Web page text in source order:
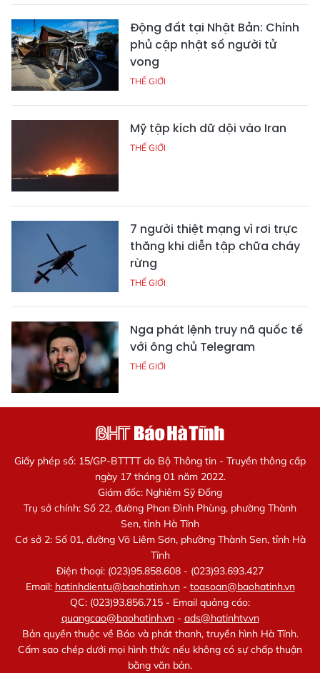
Động đất tại Nhật Bản: Chính
phủ cập nhật số người tử
vong
THẾ GIỚI
Mỹ tập kích dữ dội vào Iran
THẾ GIỚI
7 người thiệt mạng vì rơi trực
thăng khi diễn tập chữa cháy
rừng
THẾ GIỚI
Nga phát lệnh truy nã quốc tế
với ông chủ Telegram
THẾ GIỚI
Giấy phép số: 15/GP-BTTTT do Bộ Thông tin - Truyền thông cấp
ngày 17 tháng 01 năm 2022.
Giám đốc: Nghiêm Sỹ Đống
Trụ sở chính: Số 22, đường Phan Đình Phùng, phường Thành
Sen, tỉnh Hà Tĩnh
Cơ sở 2: Số 01, đường Võ Liêm Sơn, phường Thành Sen, tỉnh Hà
Tĩnh
Điện thoại: (023)95.858.608 - (023)93.693.427
Email: hatinhdientu@baohatinh.vn- toasoan@baohatinh.vn
QC: (023)93.856.715 - Email quảng cáo:
quangcao@baohatinh.vn- ads@hatinhtv.vn
Bản quyền thuộc về Báo và phát thanh, truyền hình Hà Tĩnh.
Cấm sao chép dưới mọi hình thức nếu không có sự chấp thuận
bằng văn bản.